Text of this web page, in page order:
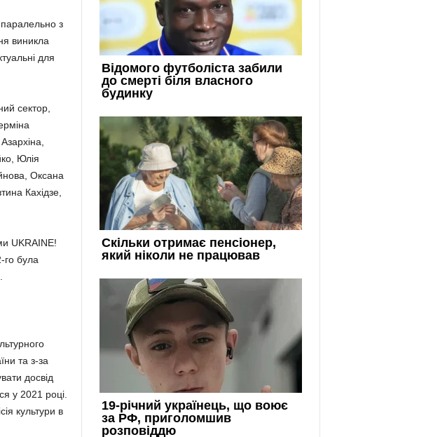
з
виникла
для
сектор,
Юлія
Оксана
Кахідзе,
UKRAINE!
го була
та з-за
досвід
у 2021 році.
культури в